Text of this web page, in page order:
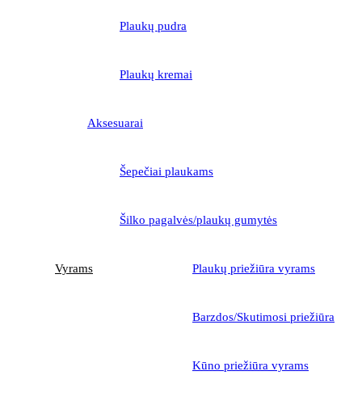
Plaukų pudra
Plaukų kremai
Aksesuarai
Šepečiai plaukams
Šilko pagalvės/plaukų gumytės
Vyrams Plaukų priežiūra vyrams
Barzdos/Skutimosi priežiūra
Kūno priežiūra vyrams